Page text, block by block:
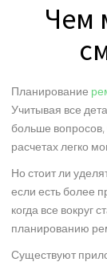
Чем
Планирование
Учитывая все
больше вопросов,
расчетах легко
Но стоит ли
если есть более
когда все вокруг
планированию
Существуют